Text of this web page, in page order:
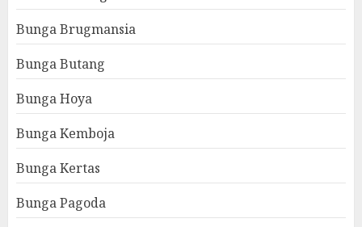
Bunga Brugmansia
Bunga Butang
Bunga Hoya
Bunga Kemboja
Bunga Kertas
Bunga Pagoda